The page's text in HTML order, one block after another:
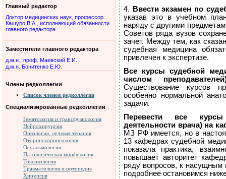
Главный редактор
Доктор медицинских наук, профессор
Кашуро В.А., исполняющий обязанности
главного редактора.
Заместители главного редактора
д.м.н., проф. Маевский Е.И.
д.м.н. Бонитенко Е.Ю.
Члены редколлегии
Список членов редколлегии
Специализированные редколлегии
Гематология и трансфузиология
Нейрохирургия
Онкология, лучевая терапия
Оториноларингология
Офтальмология
Патологическая морфология
Токсикология
Травматология и ортопедия
Хирургия
4.
Ввести экзамен по
указав это в учебном
наряду с другими
Советов ряда вузов
зачет. Между тем, как
судебная медицина
привлечен к экспертизе.
Все курсы судебной
числом
Существование курсов
особенно нормальной
задачи.
Перевести все
деятельности врача) на
МЗ РФ имеется, но в
13 кафедрах судебной
показала практика,
повышает авторитет
ряду вопросов, к
подробнее остановимся